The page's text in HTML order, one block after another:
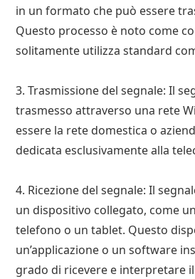
in un formato che può essere
Questo processo è noto come
solitamente utilizza standard
3. Trasmissione del segnale: Il
trasmesso attraverso una rete
essere la rete domestica o
dedicata esclusivamente alla
4. Ricezione del segnale: Il
un dispositivo collegato, come
telefono o un tablet. Questo
un’applicazione o un software
grado di ricevere e interpretare